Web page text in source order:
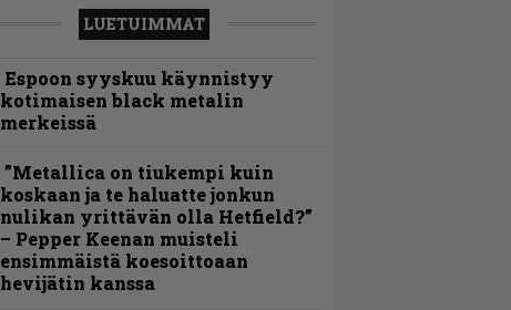
LUETUIMMAT
Espoon syyskuu käynnistyy
kotimaisen black metalin
merkeissä
”Metallica on tiukempi kuin
koskaan ja te haluatte jonkun
nulikan yrittävän olla Hetfield?”
– Pepper Keenan muisteli
ensimmäistä koesoittoaan
hevijätin kanssa